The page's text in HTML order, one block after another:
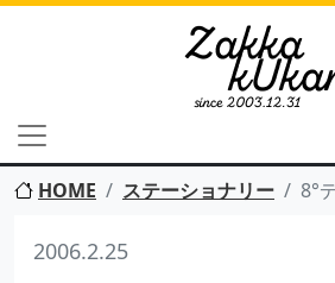
HOME ステーショナリー 8°
2006.2.25